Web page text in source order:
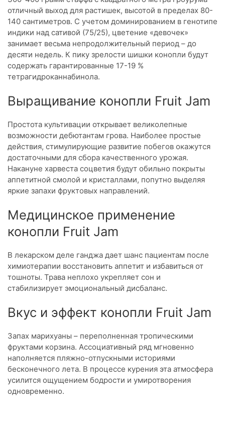
отличный выход для растишек, высотой в пределах 80-
140 сантиметров. С учетом доминированием в генотипе
индики над сативой (75/25), цветение «девочек»
занимает весьма непродолжительный период – до
десяти недель. К пику зрелости шишки конопли будут
содержать гарантированные 17-19 %
тетрагидроканнабинола.
Выращивание конопли Fruit Jam
Простота культивации открывает великолепные
возможности дебютантам грова. Наиболее простые
действия, стимулирующие развитие побегов окажутся
достаточными для сбора качественного урожая.
Накануне харвеста соцветия будут обильно покрыты
аппетитной смолой и кристаллами, попутно выделяя
яркие запахи фруктовых направлений.
Медицинское применение
конопли Fruit Jam
В лекарском деле ганджа дает шанс пациентам после
химиотерапии восстановить аппетит и избавиться от
тошноты. Трава неплохо укрепляет сон и
стабилизирует эмоциональный дисбаланс.
Вкус и эффект конопли Fruit Jam
Запах марихуаны – переполненная тропическими
фруктами корзина. Ассоциативный ряд мгновенно
наполняется пляжно-отпускными историями
бесконечного лета. В процессе курения эта атмосфера
усилится ощущением бодрости и умиротворения
одновременно.